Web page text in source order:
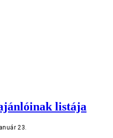
listája
23.